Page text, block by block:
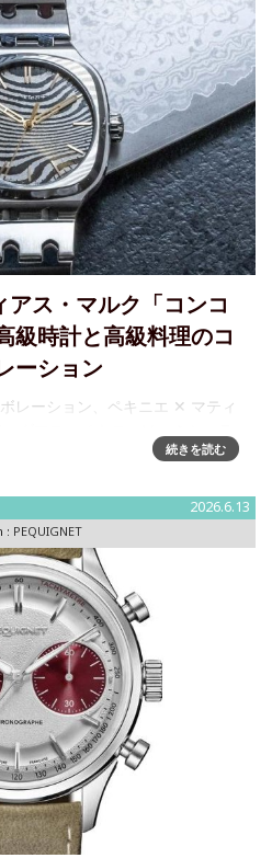
ス・マルク「コンコ
級時計と高級料理のコ
ーション
レーション、ペキニエ ✕ マティ
ニュファクチュールのアンバサダ
コンコ
続きを読む
2026.6.13
: PEQUIGNET